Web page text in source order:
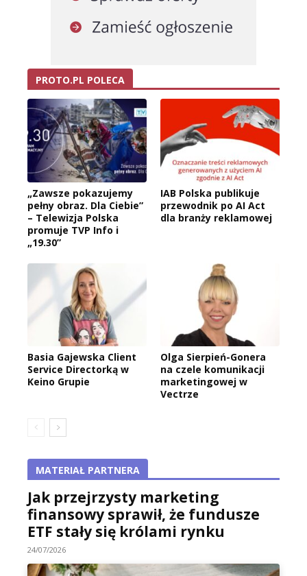
PROTO.PL POLECA
„Zawsze pokazujemy
pełny obraz. Dla Ciebie”
– Telewizja Polska
promuje TVP Info i
„19.30”
IAB Polska publikuje
przewodnik po AI Act
dla branży reklamowej
Basia Gajewska Client
Service Directorką w
Keino Grupie
Olga Sierpień-Gonera
na czele komunikacji
marketingowej w
Vectrze
MATERIAŁ PARTNERA
Jak przejrzysty marketing
finansowy sprawił, że fundusze
ETF stały się królami rynku
24/07/2026